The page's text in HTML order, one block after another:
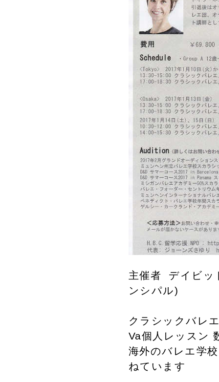
主催者 デイビッ
ンシパル)
クラシックバレ
Va個人レッスン
海外のバレエ学
ねています